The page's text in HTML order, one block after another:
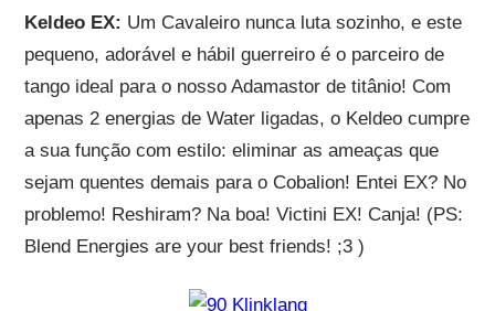
Keldeo EX: Um Cavaleiro nunca luta sozinho, e este
pequeno, adorável e hábil guerreiro é o parceiro de
tango ideal para o nosso Adamastor de titânio! Com
apenas 2 energias de Water ligadas, o Keldeo cumpre
a sua função com estilo: eliminar as ameaças que
sejam quentes demais para o Cobalion! Entei EX? No
problemo! Reshiram? Na boa! Victini EX! Canja! (PS:
Blend Energies are your best friends! ;3 )